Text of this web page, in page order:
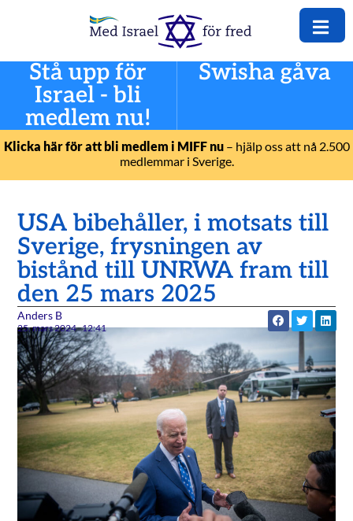
Stå upp för
Israel - bli
medlem nu!
Swisha gåva
Klicka här för att bli medlem i MIFF nu– hjälp oss att nå 2.500
medlemmar i Sverige.
USA bibehåller, i motsats till
Sverige, frysningen av
bistånd till UNRWA fram till
den 25 mars 2025
Anders B
25. mars 2024 12:41